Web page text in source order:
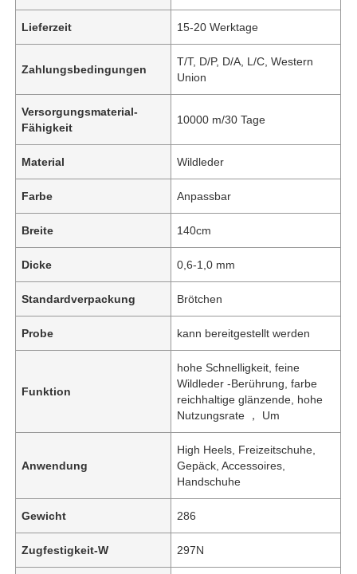
Lieferzeit 15-20 Werktage
Zahlungsbedingungen
T/T, D/P, D/A, L/C, Western
Union
Versorgungsmaterial-
Fähigkeit
10000 m/30 Tage
Material Wildleder
Farbe Anpassbar
Breite 140cm
Dicke 0,6-1,0 mm
Standardverpackung Brötchen
Probe kann bereitgestellt werden
Funktion
hohe Schnelligkeit, feine
Wildleder -Berührung, farbe
reichhaltige glänzende, hohe
Nutzungsrate ， Um
Anwendung
High Heels, Freizeitschuhe,
Gepäck, Accessoires,
Handschuhe
Gewicht 286
Zugfestigkeit-W 297N